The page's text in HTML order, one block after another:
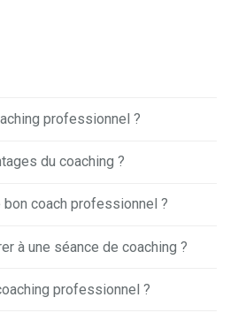
professionnel ?
du coaching ?
coach professionnel ?
à une séance de coaching ?
professionnel ?